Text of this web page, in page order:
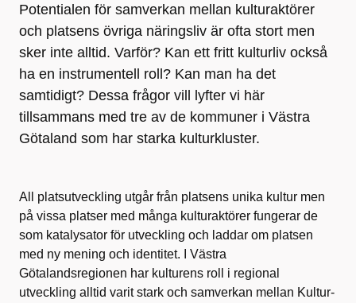
Potentialen för samverkan mellan kulturaktörer
och platsens övriga näringsliv är ofta stort men
sker inte alltid. Varför? Kan ett fritt kulturliv också
ha en instrumentell roll? Kan man ha det
samtidigt? Dessa frågor vill lyfter vi här
tillsammans med tre av de kommuner i Västra
Götaland som har starka kulturkluster.
All platsutveckling utgår från platsens unika kultur men
på vissa platser med många kulturaktörer fungerar de
som katalysator för utveckling och laddar om platsen
med ny mening och identitet. I Västra
Götalandsregionen har kulturens roll i regional
utveckling alltid varit stark och samverkan mellan Kultur-